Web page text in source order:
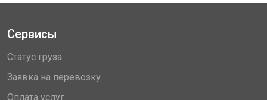
Сервисы
Статус груза
Заявка на перевозку
Оплата услуг